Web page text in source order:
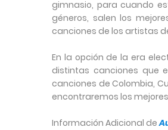
gimnasio, para cuando
géneros, salen los
canciones de los artistas
En la opción de la era
distintas canciones que
canciones de Colombia,
encontraremos los
Información Adicional de